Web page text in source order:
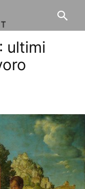
ultimi